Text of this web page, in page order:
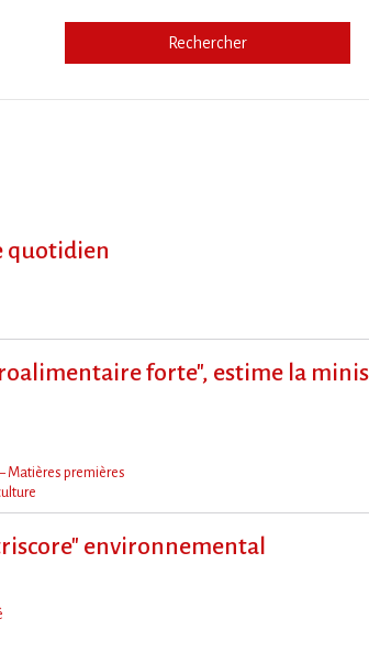
Rechercher
quotidien
forte", estime la
Matières premières
environnemental